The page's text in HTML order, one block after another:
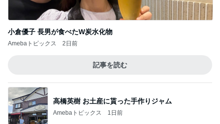
小倉優子 長男が食べたW炭水化物
Amebaトピックス 2日前
記事を読む
高橋英樹 お土産に貰った手作りジャム
Amebaトピックス 1日前